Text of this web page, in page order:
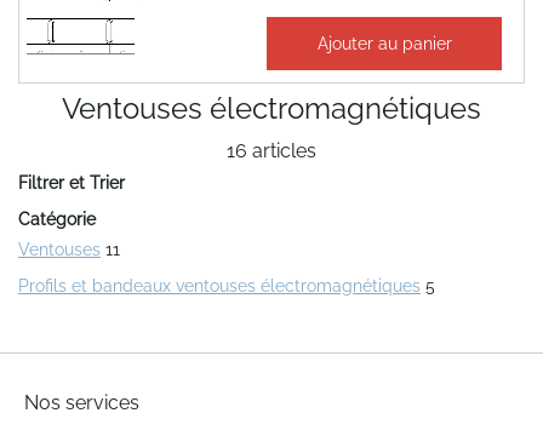
16 articles
Ventouses électromagnétiques
105,41 €
87,84 € Ajouter au panier
Filtrer et Trier
Catégorie
Ventouses 11
Profils et bandeaux ventouses électromagnétiques 5
Nos services